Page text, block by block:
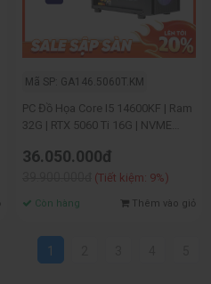
Mã SP: GA146.5060T.KM
PC Đồ Họa Core I5 14600KF | Ram
32G | RTX 5060 Ti 16G | NVME
36.050.000đ
(Tiết kiệm: 9%)
Còn hàng Thêm vào giỏ
1